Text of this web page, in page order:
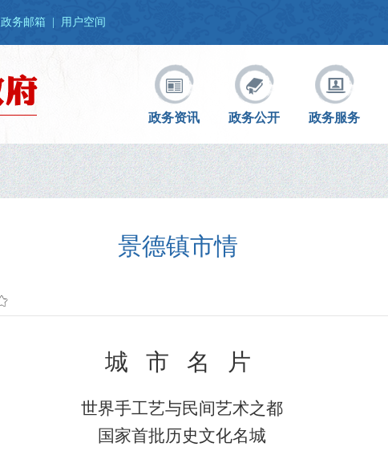
政务邮箱 用户空间
政务资讯 政务公开 政务服务
景德镇市情
城 市 名 片
世界手工艺与民间艺术之都
国家首批历史文化名城